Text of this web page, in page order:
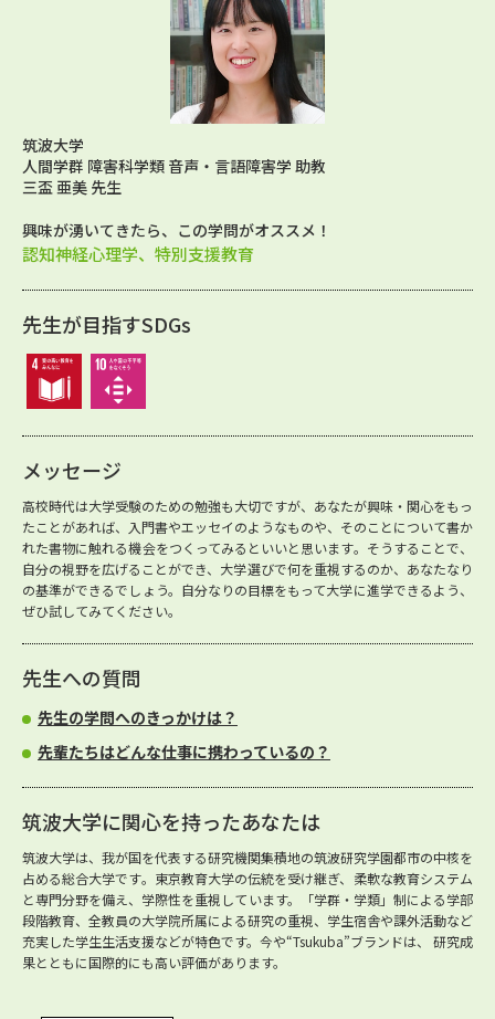
筑波大学
人間学群 障害科学類 音声・言語障害学 助教
三盃 亜美 先生
興味が湧いてきたら、この学問がオススメ！
認知神経心理学、特別支援教育
先生が目指すSDGs
メッセージ
高校時代は大学受験のための勉強も大切ですが、あなたが興味・関心をもっ
たことがあれば、入門書やエッセイのようなものや、そのことについて書か
れた書物に触れる機会をつくってみるといいと思います。そうすることで、
自分の視野を広げることができ、大学選びで何を重視するのか、あなたなり
の基準ができるでしょう。自分なりの目標をもって大学に進学できるよう、
ぜひ試してみてください。
先生への質問
先生の学問へのきっかけは？
先輩たちはどんな仕事に携わっているの？
筑波大学に関心を持ったあなたは
筑波大学は、我が国を代表する研究機関集積地の筑波研究学園都市の中核を
占める総合大学です。東京教育大学の伝統を受け継ぎ、柔軟な教育システム
と専門分野を備え、学際性を重視しています。「学群・学類」制による学部
段階教育、全教員の大学院所属による研究の重視、学生宿舎や課外活動など
充実した学生生活支援などが特色です。今や“Tsukuba”ブランドは、 研究成
果とともに国際的にも高い評価があります。